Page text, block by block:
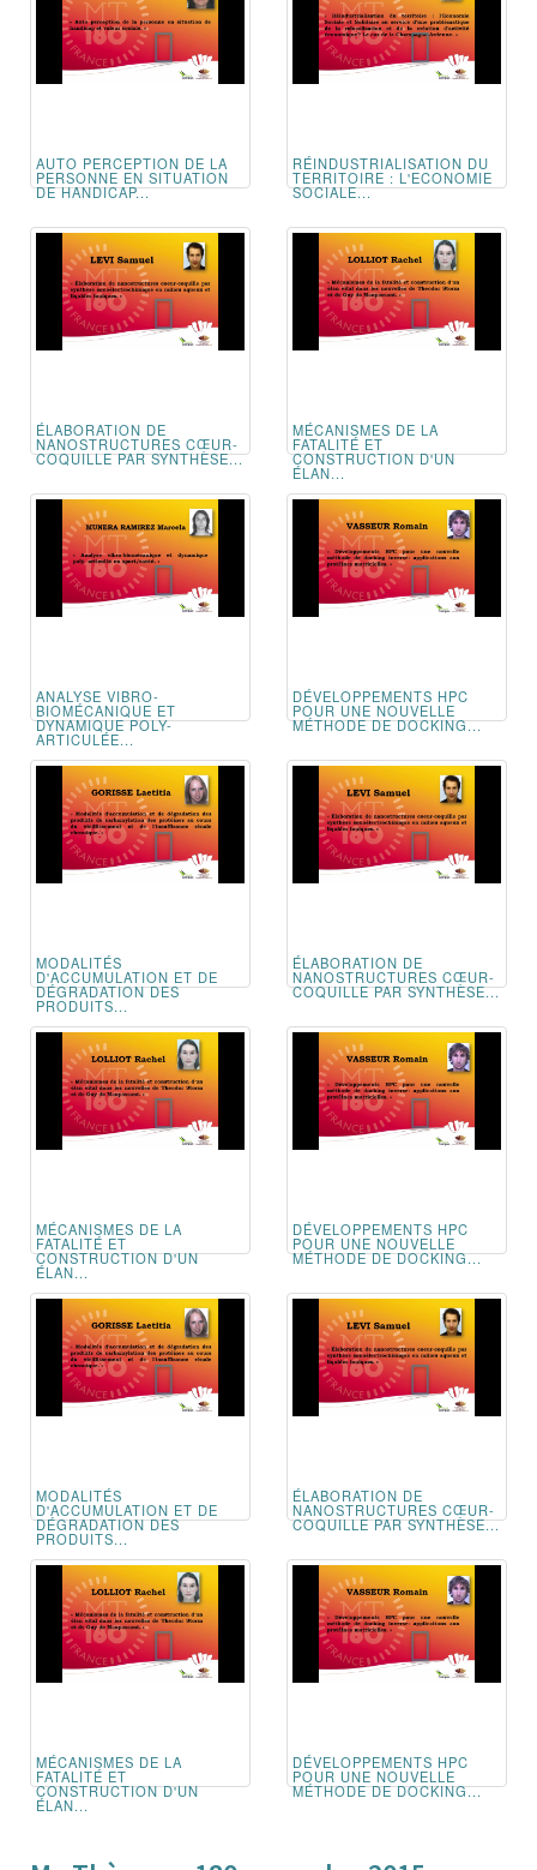
AUTO PERCEPTION DE LA
PERSONNE EN SITUATION
DE HANDICAP...
RÉINDUSTRIALISATION DU
TERRITOIRE : L'ECONOMIE
SOCIALE...
ÉLABORATION DE
NANOSTRUCTURES CŒUR-
COQUILLE PAR SYNTHÈSE...
MÉCANISMES DE LA
FATALITÉ ET
CONSTRUCTION D'UN
ÉLAN...
ANALYSE VIBRO-
BIOMÉCANIQUE ET
DYNAMIQUE POLY-
ARTICULÉE...
DÉVELOPPEMENTS HPC
POUR UNE NOUVELLE
MÉTHODE DE DOCKING...
MODALITÉS
D'ACCUMULATION ET DE
DÉGRADATION DES
PRODUITS...
ÉLABORATION DE
NANOSTRUCTURES CŒUR-
COQUILLE PAR SYNTHÈSE...
MÉCANISMES DE LA
FATALITÉ ET
CONSTRUCTION D'UN
ÉLAN...
DÉVELOPPEMENTS HPC
POUR UNE NOUVELLE
MÉTHODE DE DOCKING...
MODALITÉS
D'ACCUMULATION ET DE
DÉGRADATION DES
PRODUITS...
ÉLABORATION DE
NANOSTRUCTURES CŒUR-
COQUILLE PAR SYNTHÈSE...
MÉCANISMES DE LA
FATALITÉ ET
CONSTRUCTION D'UN
ÉLAN...
DÉVELOPPEMENTS HPC
POUR UNE NOUVELLE
MÉTHODE DE DOCKING...